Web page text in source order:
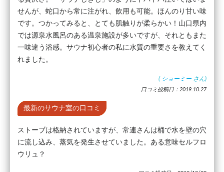
せんが、蛇口から常に注がれ、飲用も可能。ほんのり甘い味
です。つかってみると、とても肌触りが柔らかい！山口県内
では源泉水風呂のある温泉施設が多いですが、それともまた
一味違う浴感。サウナ初心者の私に水質の重要さを教えてく
れました。
( ショーミー さん)
口コミ投稿日：2019.10.27
最新のサウナ室の口コミ
ストーブは格納されていますが、常連さんは桶で水を壁の穴
に流し込み、蒸気を発生させていました。ある意味セルフロ
ウリュ？